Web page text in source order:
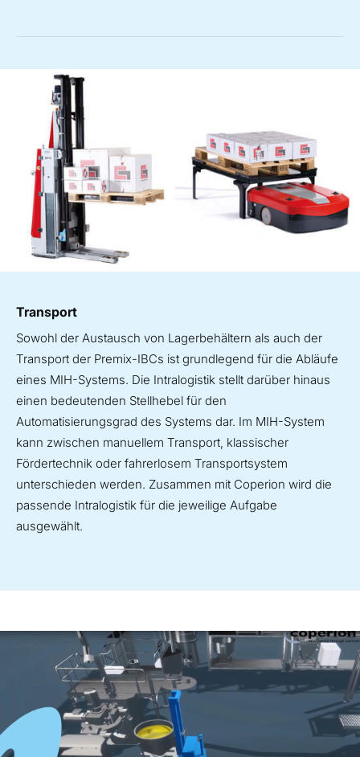
Transport
Sowohl der Austausch von Lagerbehältern als auch der
Transport der Premix-IBCs ist grundlegend für die Abläufe
eines MIH-Systems. Die Intralogistik stellt darüber hinaus
einen bedeutenden Stellhebel für den
Automatisierungsgrad des Systems dar. Im MIH-System
kann zwischen manuellem Transport, klassischer
Fördertechnik oder fahrerlosem Transportsystem
unterschieden werden. Zusammen mit Coperion wird die
passende Intralogistik für die jeweilige Aufgabe
ausgewählt.